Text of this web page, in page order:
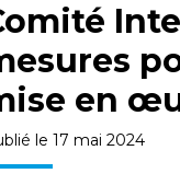
en
le 17 mai 2024